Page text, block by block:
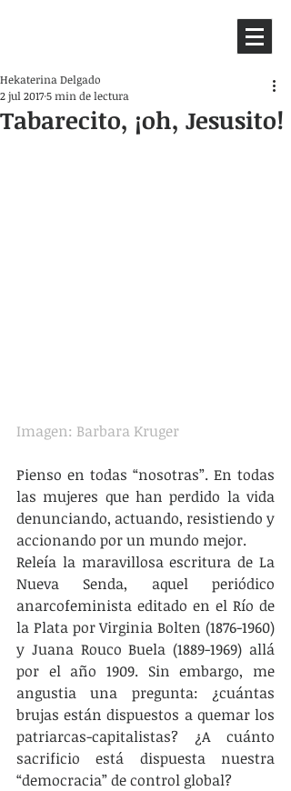
Tabarecito, ¡oh, Jesusito!
Hekaterina Delgado
2 jul 20175 min de lectura
Imagen: Barbara Kruger
Pienso en todas “nosotras”. En todas
las mujeres que han perdido la vida
denunciando, actuando, resistiendo y
accionando por un mundo mejor.
Releía la maravillosa escritura de La
Nueva Senda, aquel periódico
anarcofeminista editado en el Río de
la Plata por Virginia Bolten (1876-1960)
y Juana Rouco Buela (1889-1969) allá
por el año 1909. Sin embargo, me
angustia una pregunta: ¿cuántas
brujas están dispuestos a quemar los
patriarcas-capitalistas? ¿A cuánto
sacrificio está dispuesta nuestra
“democracia” de control global?